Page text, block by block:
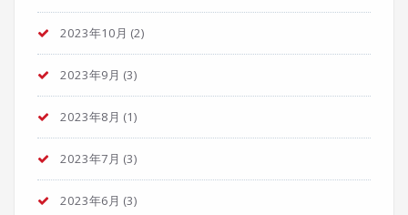
2023年10月 (2)
2023年9月 (3)
2023年8月 (1)
2023年7月 (3)
2023年6月 (3)